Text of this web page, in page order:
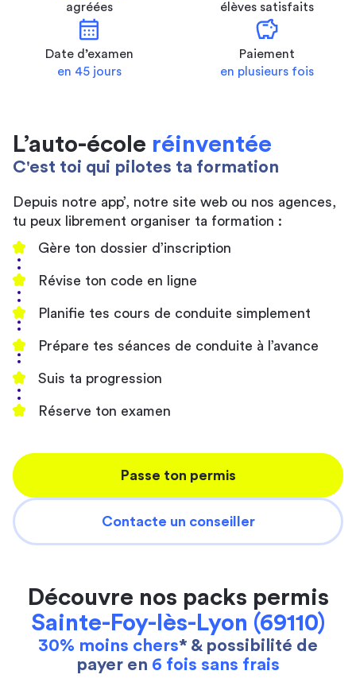
agréées
élèves satisfaits
calendar_month
Date d’examen
en 45 jours
savings
Paiement
en plusieurs fois
L’auto-école réinventée
C'est toi qui pilotes ta formation
Depuis notre app’, notre site web ou nos agences,
tu peux librement organiser ta formation :
Gère ton dossier d’inscription
Révise ton code en ligne
Planifie tes cours de conduite simplement
Prépare tes séances de conduite à l’avance
Suis ta progression
Réserve ton examen
Passe ton permis
Contacte un conseiller
Découvre nos packs permis
Sainte-Foy-lès-Lyon (69110)
30% moins chers* & possibilité de
payer en 6 fois sans frais